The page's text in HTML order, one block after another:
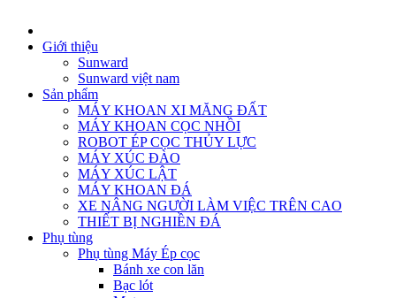
Giới thiệu
Sunward
Sunward việt nam
Sản phẩm
MÁY KHOAN XI MĂNG ĐẤT
MÁY KHOAN CỌC NHỒI
ROBOT ÉP CỌC THỦY LỰC
MÁY XÚC ĐÀO
MÁY XÚC LẬT
MÁY KHOAN ĐÁ
XE NÂNG NGƯỜI LÀM VIỆC TRÊN CAO
THIẾT BỊ NGHIỀN ĐÁ
Phụ tùng
Phụ tùng Máy Ép cọc
Bánh xe con lăn
Bạc lót